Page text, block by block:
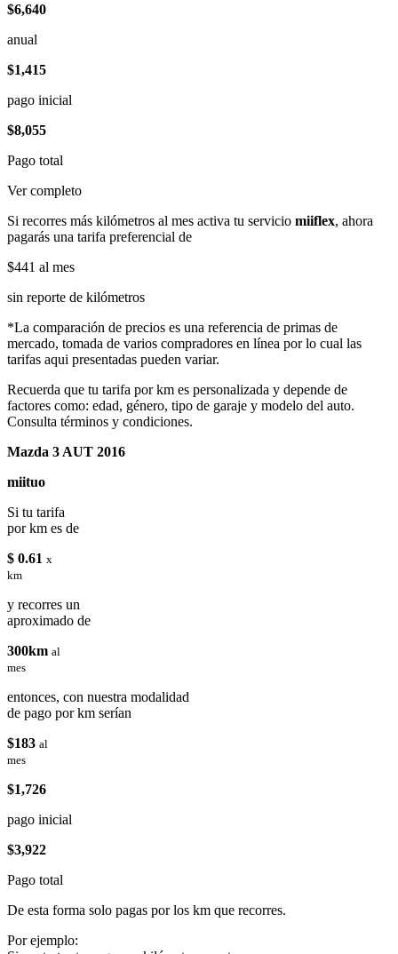
$6,640
anual
$1,415
pago inicial
$8,055
Pago total
Ver completo
Si recorres más kilómetros al mes activa tu servicio miiflex, ahora
pagarás una tarifa preferencial de
$441 al mes
sin reporte de kilómetros
*La comparación de precios es una referencia de primas de
mercado, tomada de varios compradores en línea por lo cual las
tarifas aqui presentadas pueden variar.
Recuerda que tu tarifa por km es personalizada y depende de
factores como: edad, género, tipo de garaje y modelo del auto.
Consulta términos y condiciones.
Mazda 3 AUT 2016
miituo
Si tu tarifa
por km es de
$ 0.61 x
km
y recorres un
aproximado de
300km al
mes
entonces, con nuestra modalidad
de pago por km serían
$183 al
mes
$1,726
pago inicial
$3,922
Pago total
De esta forma solo pagas por los km que recorres.
Por ejemplo: